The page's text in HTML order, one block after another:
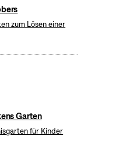
zum Lösen einer
Garten
für Kinder